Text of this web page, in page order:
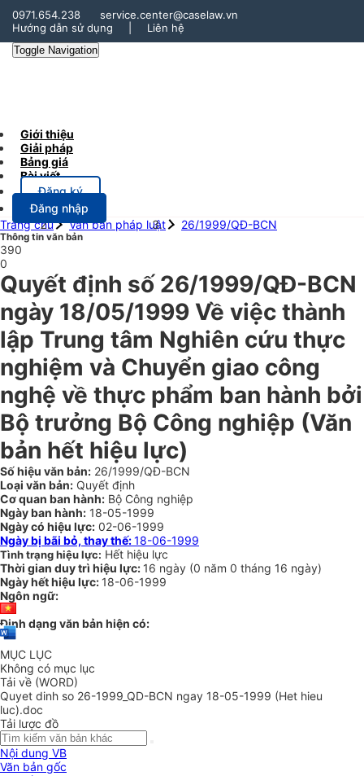
0971.654.238
service.center@caselaw.vn
Hướng dẫn sử dụng
Liên hệ
Toggle Navigation
Giới thiệu
Giải pháp
Bảng giá
Bài viết
Đăng ký
Đăng nhập
Trang chủ
Văn bản pháp luật 26/1999/QĐ-BCN
Thông tin văn bản
390
0
Quyết định số 26/1999/QĐ-BCN
ngày 18/05/1999 Về việc thành
lập Trung tâm Nghiên cứu thực
nghiệm và Chuyển giao công
nghệ về thực phẩm ban hành bởi
Bộ trưởng Bộ Công nghiệp (Văn
bản hết hiệu lực)
Số hiệu văn bản: 26/1999/QĐ-BCN
Loại văn bản: Quyết định
Cơ quan ban hành: Bộ Công nghiệp
Ngày ban hành: 18-05-1999
Ngày có hiệu lực: 02-06-1999
Ngày bị bãi bỏ, thay thế:18-06-1999
Tình trạng hiệu lực: Hết hiệu lực
Thời gian duy trì hiệu lực: 16 ngày (0 năm 0 tháng 16 ngày)
Ngày hết hiệu lực: 18-06-1999
Ngôn ngữ:
Định dạng văn bản hiện có:
MỤC LỤC
Không có mục lục
Tải về (WORD)
Quyet dinh so 26-1999_QD-BCN ngay 18-05-1999 (Het hieu
luc).doc
Tải lược đồ
Nội dung VB
Văn bản gốc